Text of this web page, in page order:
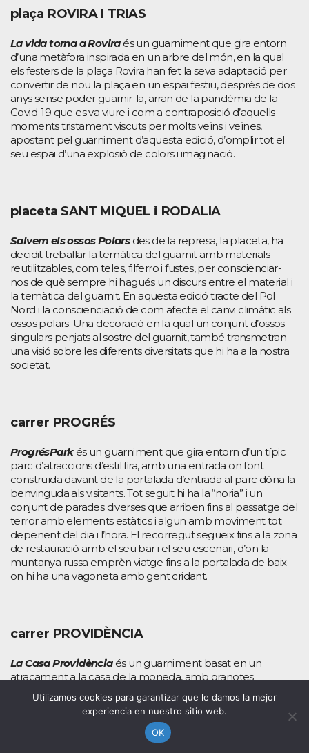
plaça ROVIRA I TRIAS
La vida torna a Roviraés un guarniment que gira entorn
d’una metàfora inspirada en un arbre del món, en la qual
els festers de la plaça Rovira han fet la seva adaptació per
convertir de nou la plaça en un espai festiu, després de dos
anys sense poder guarnir-la, arran de la pandèmia de la
Covid-19 que es va viure i com a contraposició d’aquells
moments tristament viscuts per molts veïns i veïnes,
apostant pel guarniment d’aquesta edició, d’omplir tot el
seu espai d’una explosió de colors i imaginació.
placeta SANT MIQUEL i RODALIA
Salvem els ossos Polarsdes de la represa, la placeta, ha
decidit treballar la temàtica del guarnit amb materials
reutilitzables, com teles, filferro i fustes, per conscienciar-
nos de què sempre hi hagués un discurs entre el material i
la temàtica del guarnit. En aquesta edició tracte del Pol
Nord i la conscienciació de com afecte el canvi climàtic als
ossos polars. Una decoració en la qual un conjunt d’ossos
singulars penjats al sostre del guarnit, també transmetran
una visió sobre les diferents diversitats que hi ha a la nostra
societat.
carrer PROGRÉS
ProgrésParkés un guarniment que gira entorn d’un típic
parc d’atraccions d’estil fira, amb una entrada on font
construïda davant de la portalada d’entrada al parc dóna la
benvinguda als visitants. Tot seguit hi ha la “noria” i un
conjunt de parades diverses que arriben fins al passatge del
terror amb elements estàtics i algun amb moviment tot
depenent del dia i l’hora. El recorregut segueix fins a la zona
de restauració amb el seu bar i el seu escenari, d’on la
muntanya russa emprèn viatge fins a la portalada de baix
on hi ha una vagoneta amb gent cridant.
carrer PROVIDÈNCIA
La Casa Providènciaés un guarniment basat en un
atracament a la casa de la moneda, amb granotes
vermelles i màscares de Dalí, amb lingots d’or i molts diners
en una caixa forta. Amb un sostre de color vermell els
festers d’aquest carrer aposten per una història prou
coneguda de la televisió. Un engalanament que el visitant
trobarà els quadres dels protagonistes, armes fetes amb
Utilizamos cookies para garantizar que le damos la mejor
experiencia en nuestro sitio web.
OK